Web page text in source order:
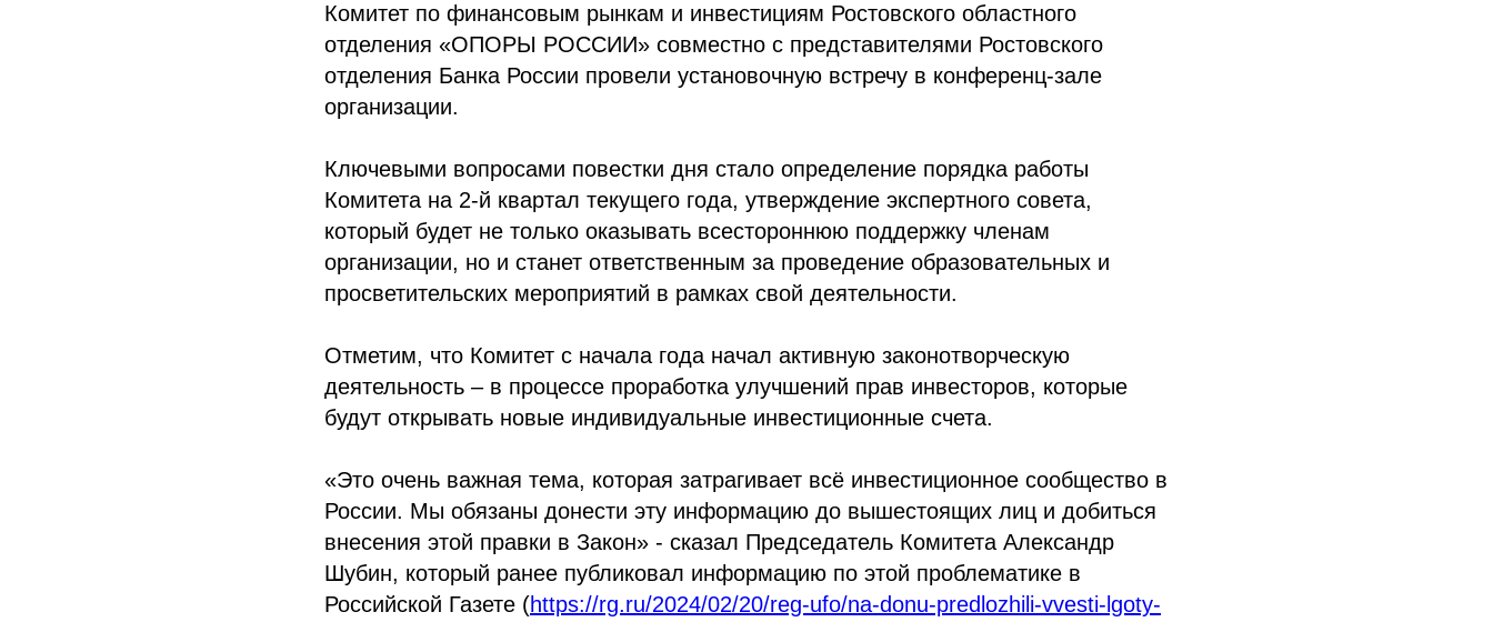
Комитет по финансовым рынкам и инвестициям Ростовского областного
отделения «ОПОРЫ РОССИИ» совместно с представителями Ростовского
отделения Банка России провели установочную встречу в конференц-зале
организации.
Ключевыми вопросами повестки дня стало определение порядка работы
Комитета на 2-й квартал текущего года, утверждение экспертного совета,
который будет не только оказывать всестороннюю поддержку членам
организации, но и станет ответственным за проведение образовательных и
просветительских мероприятий в рамках свой деятельности.
Отметим, что Комитет с начала года начал активную законотворческую
деятельность – в процессе проработка улучшений прав инвесторов, которые
будут открывать новые индивидуальные инвестиционные счета.
«Это очень важная тема, которая затрагивает всё инвестиционное сообщество в
России. Мы обязаны донести эту информацию до вышестоящих лиц и добиться
внесения этой правки в Закон» - сказал Председатель Комитета Александр
Шубин, который ранее публиковал информацию по этой проблематике в
Российской Газете (https://rg.ru/2024/02/20/reg-ufo/na-donu-predlozhili-vvesti-lgoty-